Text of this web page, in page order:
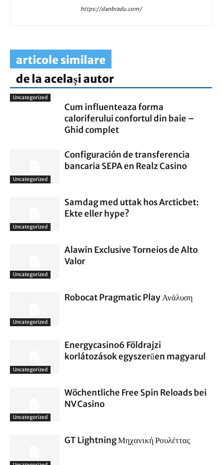
https://danbradu.com/
articole similare
de la același autor
Uncategorized
Cum influenteaza forma
caloriferului confortul din baie –
Ghid complet
Uncategorized
Configuración de transferencia
bancaria SEPA en Realz Casino
Uncategorized
Samdag med uttak hos Arcticbet:
Ekte eller hype?
Uncategorized
Alawin Exclusive Torneios de Alto
Valor
Uncategorized
Robocat Pragmatic Play Ανάλυση
Uncategorized
Energycasino6 Földrajzi
korlátozások egyszerűen magyarul
Uncategorized
Wöchentliche Free Spin Reloads bei
NV Casino
GT Lightning Μηχανική Ρουλέττας